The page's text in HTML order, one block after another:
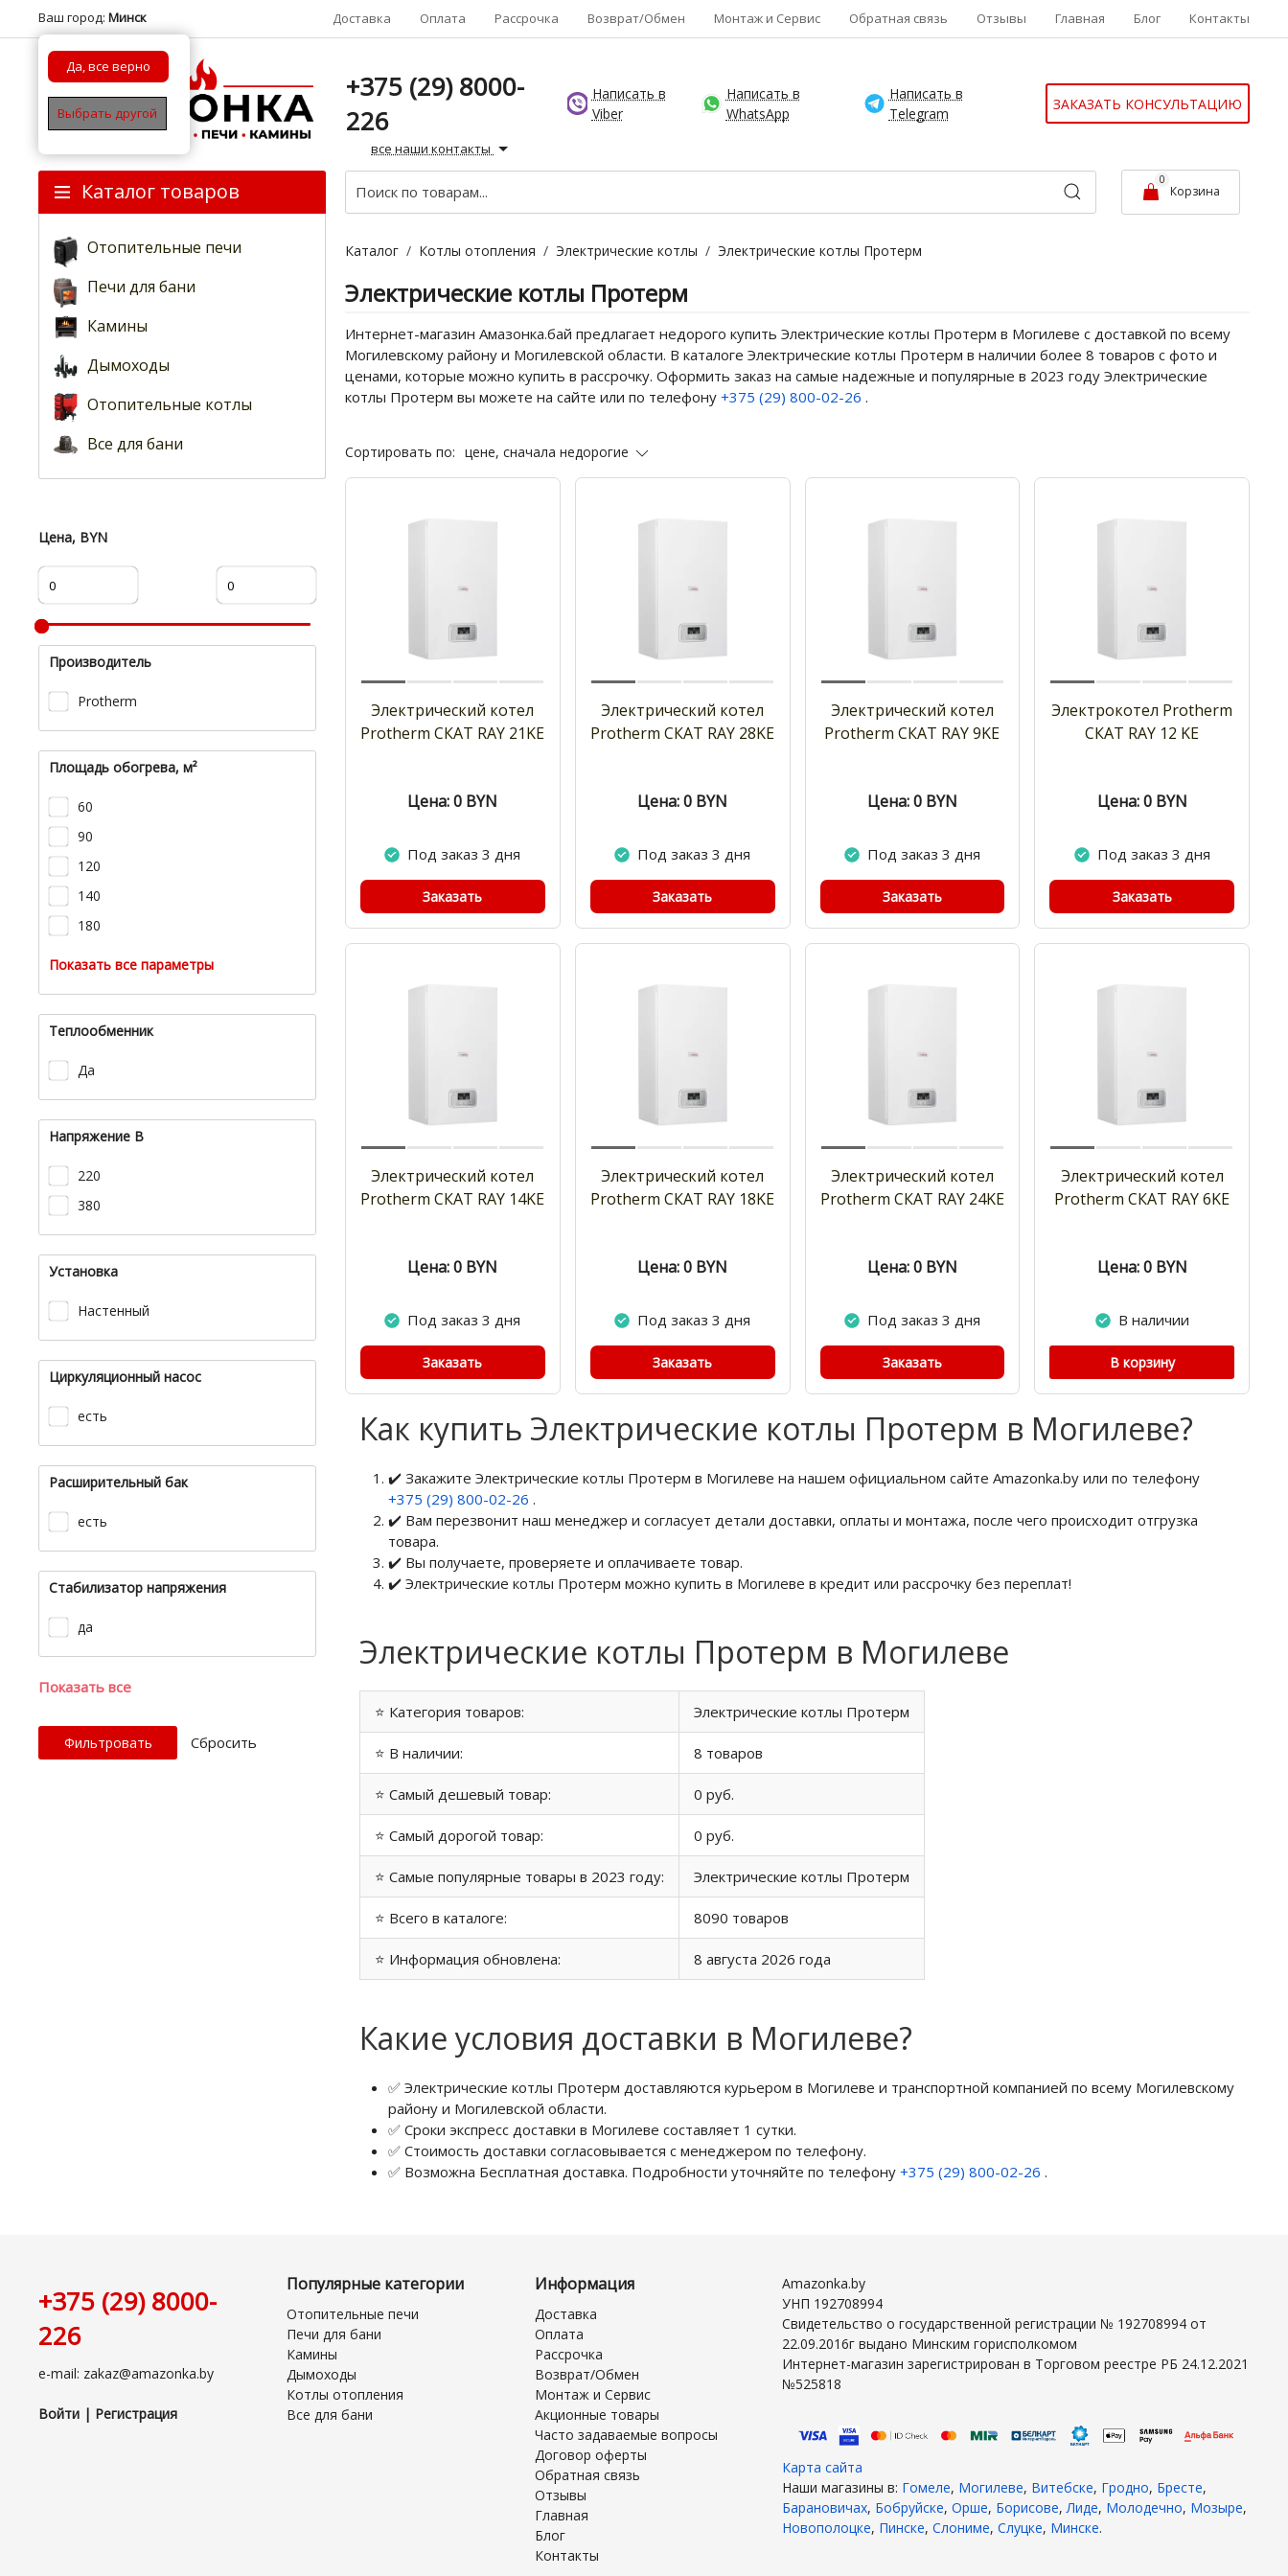
Ваш город: Минск
Да, все верно
Выбрать другой
Доставка Оплата Рассрочка Возврат/Обмен Монтаж и Сервис Обратная связь Отзывы Главная Блог Контакты
+375 (29) 8000-
226
все наши контакты
Написать в
Viber
Написать в
WhatsApp
Написать в
Telegram
ЗАКАЗАТЬ КОНСУЛЬТАЦИЮ
Каталог товаров
Отопительные печи
Печи для бани
Камины
Дымоходы
Отопительные котлы
Все для бани
0
Корзина
Цена, BYN
Производитель
Protherm
Площадь обогрева, м²
60
90
120
140
180
Показать все параметры
Теплообменник
Да
Напряжение В
220
380
Установка
Настенный
Циркуляционный насос
есть
Расширительный бак
есть
Стабилизатор напряжения
да
Показать все
Cбросить
Каталог / Котлы отопления / Электрические котлы / Электрические котлы Протерм
Электрические котлы Протерм
Интернет-магазин Амазонка.бай предлагает недорого купить Электрические котлы Протерм в Могилеве с доставкой по всему
Могилевскому району и Могилевской области. В каталоге Электрические котлы Протерм в наличии более 8 товаров с фото и
ценами, которые можно купить в рассрочку. Оформить заказ на самые надежные и популярные в 2023 году Электрические
котлы Протерм вы можете на сайте или по телефону +375 (29) 800-02-26 .
Сортировать по: цене, сначала недорогие
Электрический котел
Protherm СКАТ RAY 21KE
Цена: 0 BYN
Под заказ 3 дня
Заказать
Электрический котел
Protherm СКАТ RAY 28KE
Цена: 0 BYN
Под заказ 3 дня
Заказать
Электрический котел
Protherm СКАТ RAY 9KE
Цена: 0 BYN
Под заказ 3 дня
Заказать
Электрокотел Protherm
СКАТ RAY 12 KE
Цена: 0 BYN
Под заказ 3 дня
Заказать
Электрический котел
Protherm СКАТ RAY 14KE
Цена: 0 BYN
Под заказ 3 дня
Заказать
Электрический котел
Protherm СКАТ RAY 18KE
Цена: 0 BYN
Под заказ 3 дня
Заказать
Электрический котел
Protherm СКАТ RAY 24KE
Цена: 0 BYN
Под заказ 3 дня
Заказать
Электрический котел
Protherm СКАТ RAY 6KE
Цена: 0 BYN
В наличии
В корзину
Как купить Электрические котлы Протерм в Могилеве?
✔️ Закажите Электрические котлы Протерм в Могилеве на нашем официальном сайте Amazonka.by или по телефону
+375 (29) 800-02-26 .
✔️ Вам перезвонит наш менеджер и согласует детали доставки, оплаты и монтажа, после чего происходит отгрузка
товара.
✔️ Вы получаете, проверяете и оплачиваете товар.
✔️ Электрические котлы Протерм можно купить в Могилеве в кредит или рассрочку без переплат!
Электрические котлы Протерм в Могилеве
⭐ Категория товаров: Электрические котлы Протерм
⭐ В наличии: 8 товаров
⭐ Самый дешевый товар: 0 руб.
⭐ Самый дорогой товар: 0 руб.
⭐ Самые популярные товары в 2023 году: Электрические котлы Протерм
⭐ Всего в каталоге: 8090 товаров
⭐ Информация обновлена: 8 августа 2026 года
Какие условия доставки в Могилеве?
✅ Электрические котлы Протерм доставляются курьером в Могилеве и транспортной компанией по всему Могилевскому
району и Могилевской области.
✅ Сроки экспресс доставки в Могилеве составляет 1 сутки.
✅ Стоимость доставки согласовывается с менеджером по телефону.
✅ Возможна Бесплатная доставка. Подробности уточняйте по телефону +375 (29) 800-02-26 .
+375 (29) 8000-
226
e-mail: zakaz@amazonka.by
Войти | Регистрация
Популярные категории
Отопительные печи
Печи для бани
Камины
Дымоходы
Котлы отопления
Все для бани
Информация
Доставка
Оплата
Рассрочка
Возврат/Обмен
Монтаж и Сервис
Акционные товары
Часто задаваемые вопросы
Договор оферты
Обратная связь
Отзывы
Главная
Блог
Контакты
Amazonka.by
УНП 192708994
Свидетельство о государственной регистрации № 192708994 от
22.09.2016г выдано Минским горисполкомом
Интернет-магазин зарегистрирован в Торговом реестре РБ 24.12.2021
№525818
Карта сайта
Наши магазины в: Гомеле, Могилеве, Витебске, Гродно, Бресте,
Барановичах, Бобруйске,Орше, Борисове,Лиде, Молодечно, Мозыре,
Новополоцке, Пинске,Слониме,Слуцке, Минске.